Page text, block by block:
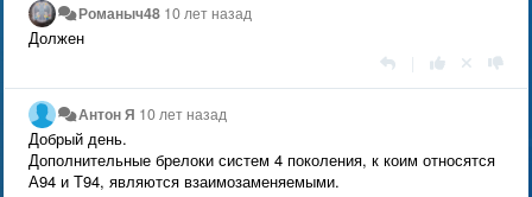
Романыч48 10 лет назад
Должен
Антон Я 10 лет назад
Добрый день.
Дополнительные брелоки систем 4 поколения, к коим относятся
А94 и Т94, являются взаимозаменяемыми.